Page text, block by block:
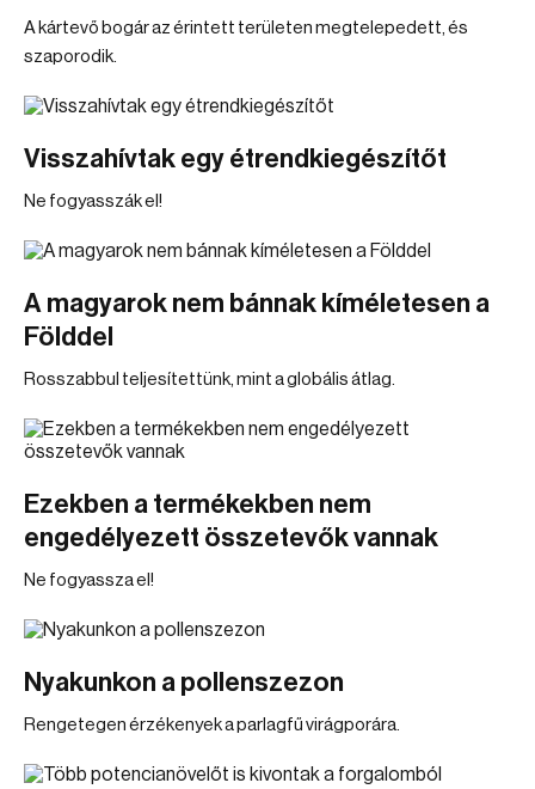
A kártevő bogár az érintett területen megtelepedett, és
szaporodik.
Visszahívtak egy étrendkiegészítőt
Ne fogyasszák el!
A magyarok nem bánnak kíméletesen a
Földdel
Rosszabbul teljesítettünk, mint a globális átlag.
Ezekben a termékekben nem
engedélyezett összetevők vannak
Ne fogyassza el!
Nyakunkon a pollenszezon
Rengetegen érzékenyek a parlagfű virágporára.